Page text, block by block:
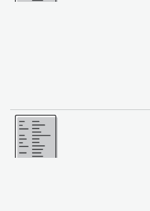
Daugiau